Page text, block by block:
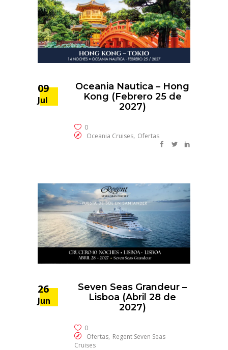
09
Jul
Oceania Nautica – Hong
Kong (Febrero 25 de
2027)
0
Oceania Cruises, Ofertas
26
Jun
Seven Seas Grandeur –
Lisboa (Abril 28 de
2027)
0
Ofertas, Regent Seven Seas
Cruises